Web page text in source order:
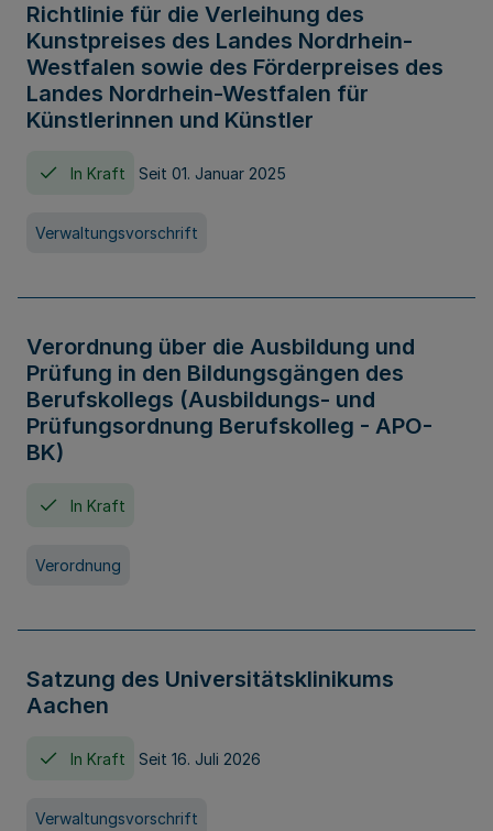
Richtlinie für die Verleihung des
Kunstpreises des Landes Nordrhein-
Westfalen sowie des Förderpreises des
Landes Nordrhein-Westfalen für
Künstlerinnen und Künstler
In Kraft Seit 01. Januar 2025
Verwaltungsvorschrift
Verordnung über die Ausbildung und
Prüfung in den Bildungsgängen des
Berufskollegs (Ausbildungs- und
Prüfungsordnung Berufskolleg - APO-
BK)
In Kraft
Verordnung
Satzung des Universitätsklinikums
Aachen
In Kraft Seit 16. Juli 2026
Verwaltungsvorschrift